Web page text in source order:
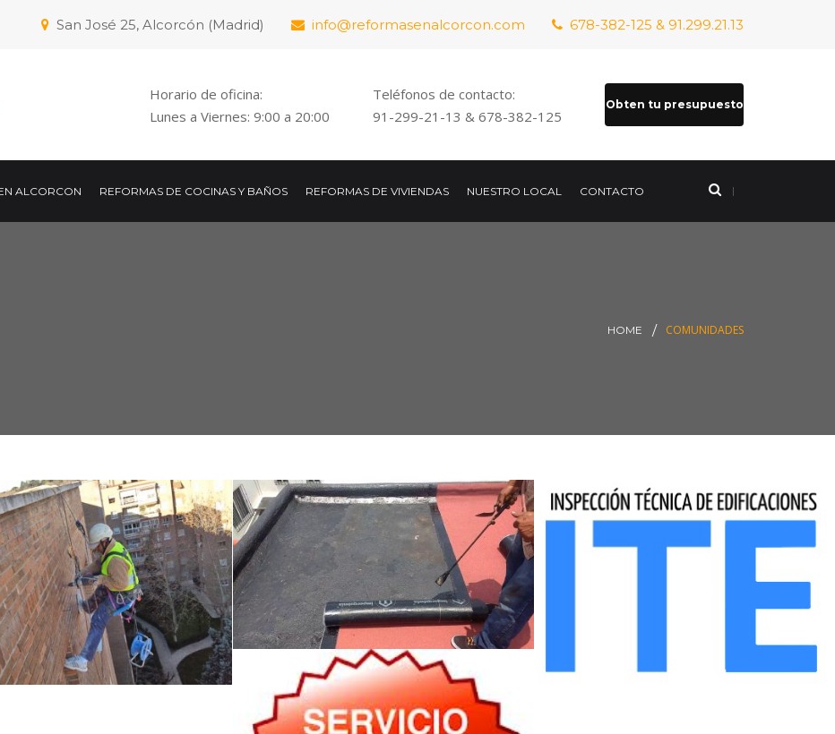
San José 25, Alcorcón (Madrid) info@reformasenalcorcon.com 678-382-125 & 91.299.21.13
Horario de oficina:
Lunes a Viernes: 9:00 a 20:00
Teléfonos de contacto:
91-299-21-13 & 678-382-125
Obten tu presupuesto
ALCORCON REFORMAS DE COCINAS Y BAÑOS REFORMAS DE VIVIENDAS NUESTRO LOCAL CONTACTO
HOME COMUNIDADES